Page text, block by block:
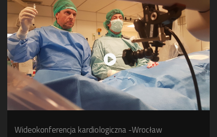
Wideokonferencja kardiologiczna -Wrocław